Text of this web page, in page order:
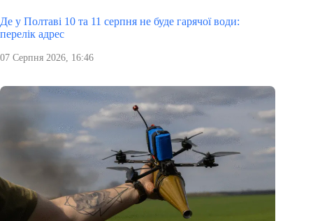
Де у Полтаві 10 та 11 серпня не буде гарячої води:
перелік адрес
07 Серпня 2026, 16:46